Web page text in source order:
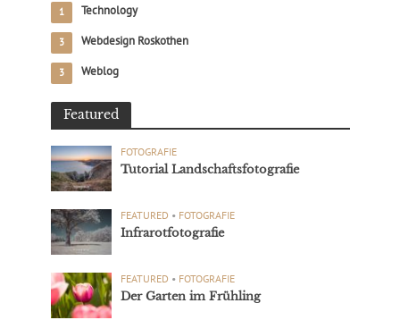
Technology
1
Webdesign Roskothen
3
Weblog
3
Featured
FOTOGRAFIE
Tutorial Landschaftsfotografie
FEATURED • FOTOGRAFIE
Infrarotfotografie
FEATURED • FOTOGRAFIE
Der Garten im Frühling